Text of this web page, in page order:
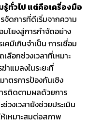
ทั่วไป แต่คือเครื่องมือ
จัดการที่ดีเริ่มจากความ
มโยงสู่การกำจัดอย่าง
มีเกินจำเป็น การเชื่อม
ลือกช่วงเวลาที่เหมาะ
าแมลงในระยะที่
ตรการป้องกันเชิง
รติดตามผลด้วยการ
วงเวลายังช่วยประเมิน
เหมาะสมต่อสภาพ